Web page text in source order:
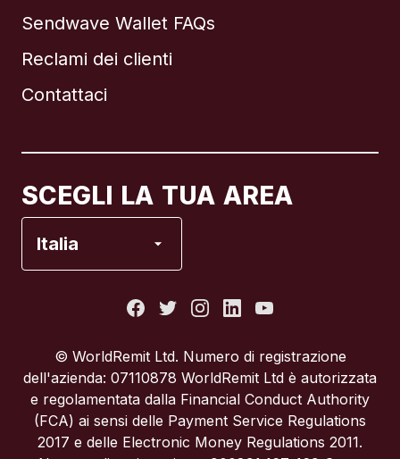
Sendwave Wallet FAQs
Reclami dei clienti
Contattaci
SCEGLI LA TUA AREA
Italia
Brasile
Regno Unito
Spagna
© WorldRemit Ltd. Numero di registrazione
dell'azienda: 07110878 WorldRemit Ltd è autorizzata
e regolamentata dalla Financial Conduct Authority
(FCA) ai sensi delle Payment Service Regulations
2017 e delle Electronic Money Regulations 2011.